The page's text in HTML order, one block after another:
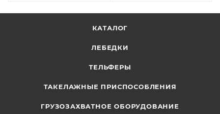
КАТАЛОГ
ЛЕБЕДКИ
ТЕЛЬФЕРЫ
ТАКЕЛАЖНЫЕ ПРИСПОСОБЛЕНИЯ
ГРУЗОЗАХВАТНОЕ ОБОРУДОВАНИЕ